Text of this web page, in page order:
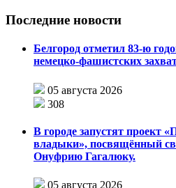
Последние новости
Белгород отметил 83-ю
немецко-фашистских
05 августа 2026
308
В городе запустят проект
владыки», посвящённый
Онуфрию Гагалюку.
05 августа 2026